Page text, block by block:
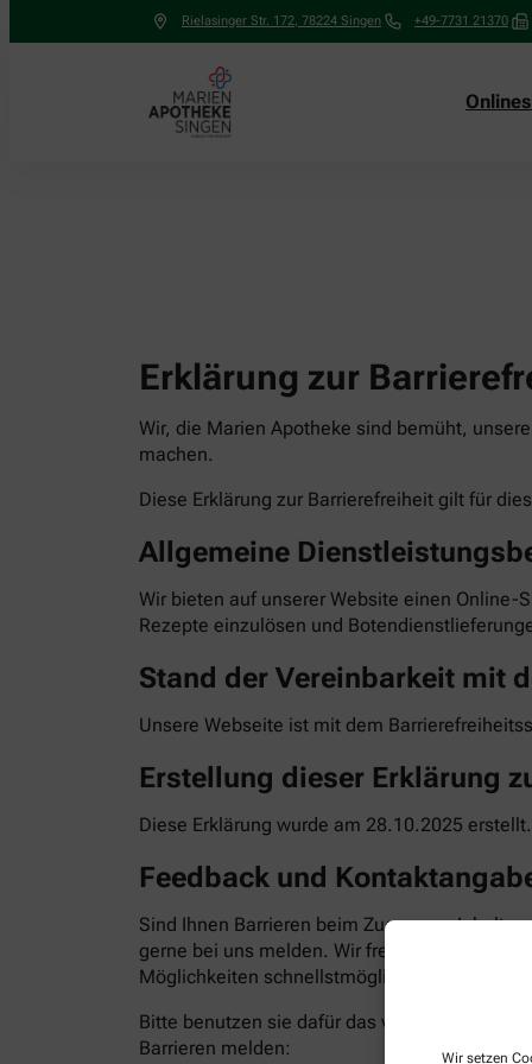
Wir setzen
Rielasinger Str. 172, 78224 Singen +49-7731 21370
Erklärung zur
Wir, die Marien Apotheke sind bemüht,
machen.
Diese Erklärung zur Barrierefreiheit gilt für
Allgemeine
Wir bieten auf unserer Website einen Online-
Rezepte einzulösen und
Stand der Vereinbarkeit mit
Unsere Webseite ist mit dem
Erstellung dieser Erklärung
Diese Erklärung wurde am 28.10.2025
Feedback und
Sind Ihnen Barrieren beim Zugang zu
gerne bei uns melden. Wir freuen uns auf Ihr
Möglichkeiten schnellstmöglich zu beheben.
Bitte benutzen sie dafür das vorgesehene
Barrieren melden: